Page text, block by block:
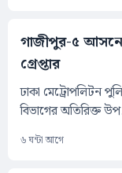
গাজীপুর-৫
গ্রেপ্তার
ঢাকা মেট্রোপলিটন
বিভাগের অতিরিক্ত
৬ ঘন্টা আগে